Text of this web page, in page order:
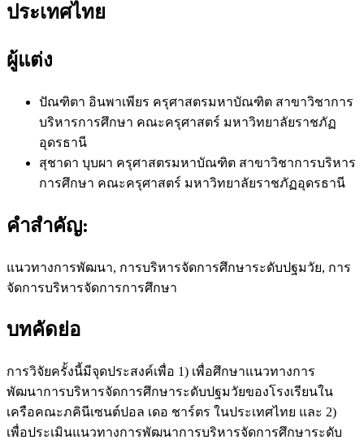
ประเทศไทย
ผู้แต่ง
ปัณฑิตา อินพาเพียร ครุศาสตรมหาบัณฑิต สาขาวิชาการ
บริหารการศึกษา คณะครุศาสตร์ มหาวิทยาลัยราชภัฏ
อุดรธานี
สุชาดา บุบผา ครุศาสตรมหาบัณฑิต สาขาวิชาการบริหาร
การศึกษา คณะครุศาสตร์ มหาวิทยาลัยราชภัฏอุดรธานี
คำสำคัญ:
แนวทางการพัฒนา, การบริหารจัดการศึกษาระดับปฐมวัย, การ
จัดการบริหารจัดการการศึกษา
บทคัดย่อ
การวิจัยครั้งนี้มีจุดประสงค์เพื่อ 1) เพื่อศึกษาแนวทางการ
พัฒนาการบริหารจัดการศึกษาระดับปฐมวัยของโรงเรียนใน
เครือคณะภคินีเซนต์ปอล เดอ ชาร์ตร ในประเทศไทย และ 2)
เพื่อประเมินแนวทางการพัฒนาการบริหารจัดการศึกษาระดับ